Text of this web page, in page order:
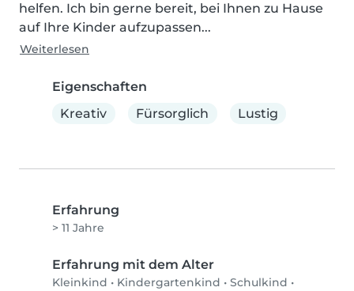
helfen. Ich bin gerne bereit, bei Ihnen zu Hause
auf Ihre Kinder aufzupassen...
Weiterlesen
Eigenschaften
Kreativ
Fürsorglich Lustig
Erfahrung
> 11 Jahre
Erfahrung mit dem Alter
Kleinkind • Kindergartenkind • Schulkind •